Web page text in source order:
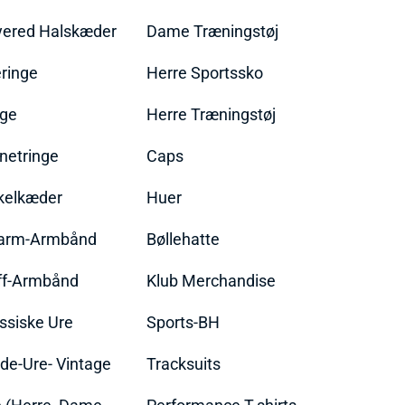
Halskæder
Armbånd
Armbånd
Ure
Ure- Vintage
Dame Træningstøj
Herre Sportssko
Herre Træningstøj
Caps
Huer
Bøllehatte
Klub Merchandise
Sports-BH
Tracksuits